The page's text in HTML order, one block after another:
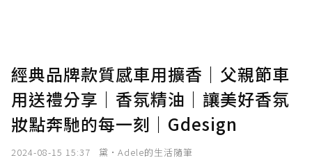
經典品牌款質感車用擴香｜父親節車
用送禮分享｜香氛精油｜讓美好香氛
妝點奔馳的每一刻｜Gdesign
2024-08-15 15:37 黛•Adele的生活隨筆